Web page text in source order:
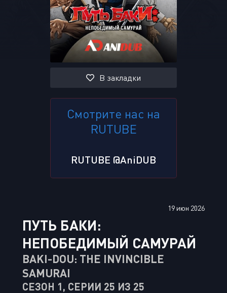
Регистрация Восстановить пароль
Или войти через
В закладки
Смотрите нас на
RUTUBE
RUTUBE @AniDUB
19 июн 2026
ПУТЬ БАКИ:
НЕПОБЕДИМЫЙ САМУРАЙ
BAKI-DOU: THE INVINCIBLE
SAMURAI
СЕЗОН 1, СЕРИИ 25 ИЗ 25